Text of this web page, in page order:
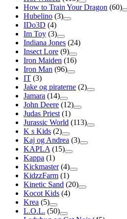
How to Train Your Dragon (60)
Hubelino (3)
IDo3D (4)
Im Toy (3)
Indiana Jones (24)
Insect Lore (9)
Iron Maiden (16)
Iron Man (96)
IT (3)
Jake og piraterne (2)
Jamara (14)
John Deere (12)
Judas Priest (1)
Jurassic World (113)
K s Kids (2)
Kaj og Andrea (3)
KAPLA (15)
Kappa (1)
Kickmaster (4)
KidzzFarm (1)
Kinetic Sand (20)
Kocot Kids (4)
Krea (5)
L.O.L. (50)